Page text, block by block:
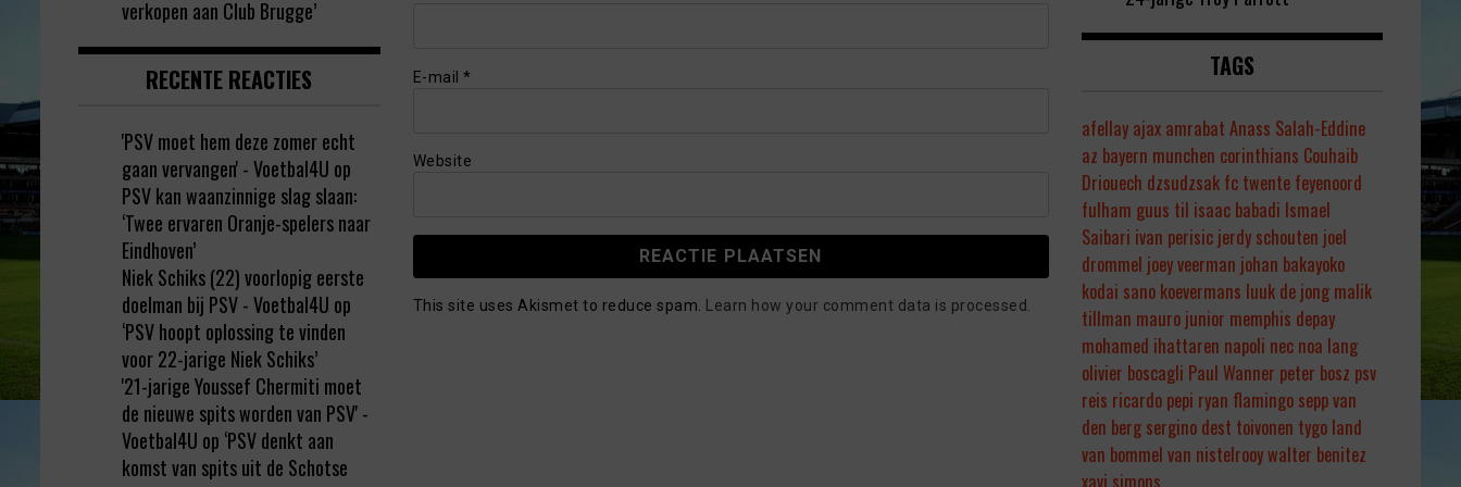
E-mail *
Website
This site uses Akismet to reduce spam. Learn how your comment data is processed.
verkopen aan Club Brugge’
RECENTE REACTIES
'PSV moet hem deze zomer echt
gaan vervangen' - Voetbal4U op
PSV kan waanzinnige slag slaan:
‘Twee ervaren Oranje-spelers naar
Eindhoven’
Niek Schiks (22) voorlopig eerste
doelman bij PSV - Voetbal4U op
‘PSV hoopt oplossing te vinden
voor 22-jarige Niek Schiks’
'21-jarige Youssef Chermiti moet
de nieuwe spits worden van PSV' -
Voetbal4U op ‘PSV denkt aan
komst van spits uit de Schotse
TAGS
afellay ajax amrabat Anass Salah-Eddine
az bayern munchen corinthians Couhaib
Driouech dzsudzsak fc twente feyenoord
fulham guus til isaac babadi Ismael
Saibari ivan perisic jerdy schouten joel
drommel joey veerman johan bakayoko
kodai sano koevermans luuk de jong malik
tillman mauro junior memphis depay
mohamed ihattaren napoli nec noa lang
olivier boscagli Paul Wanner peter bosz psv
reis ricardo pepi ryan flamingo sepp van
den berg sergino dest toivonen tygo land
van bommel van nistelrooywalter benitez